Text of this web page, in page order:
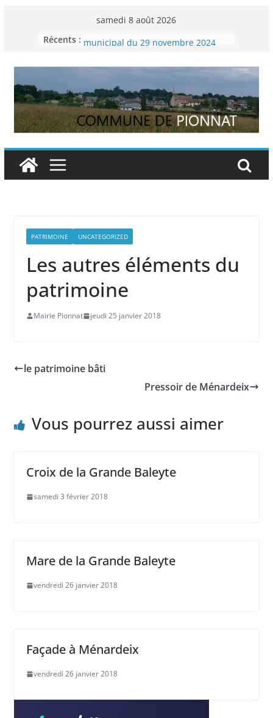
samedi 8 août 2026
Récents :
municipal du 29 novembre 2024
Voyager en Europe pour les jeunes
Enquête INSEE
Liste des délibérations du conseil
municipal en date du 5/12/2024
PATRIMOINE UNCATEGORIZED
Les autres éléments du
patrimoine
Mairie Pionnat jeudi 25 janvier 2018
le patrimoine bâti
Pressoir de Ménardeix
Vous pourrez aussi aimer
Croix de la Grande Baleyte
samedi 3 février 2018
Mare de la Grande Baleyte
vendredi 26 janvier 2018
Façade à Ménardeix
vendredi 26 janvier 2018